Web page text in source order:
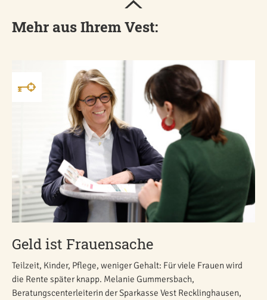
Mehr aus Ihrem Vest:
Geld ist Frauensache
Teilzeit, Kinder, Pflege, weniger Gehalt: Für viele Frauen wird
die Rente später knapp. Melanie Gummersbach,
Beratungscenterleiterin der Sparkasse Vest Recklinghausen,